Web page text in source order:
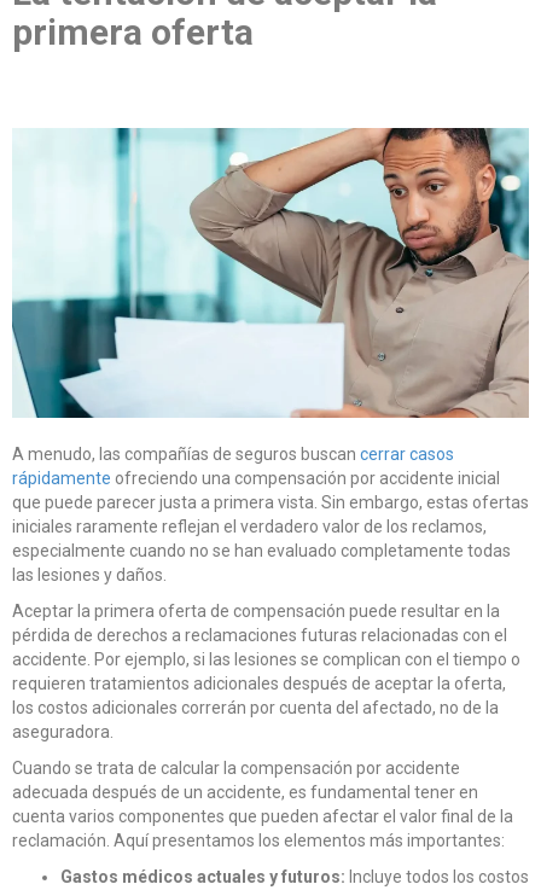
primera oferta
A menudo, las compañías de seguros buscan cerrar casos
rápidamente ofreciendo una compensación por accidente inicial
que puede parecer justa a primera vista. Sin embargo, estas ofertas
iniciales raramente reflejan el verdadero valor de los reclamos,
especialmente cuando no se han evaluado completamente todas
las lesiones y daños.
Aceptar la primera oferta de compensación puede resultar en la
pérdida de derechos a reclamaciones futuras relacionadas con el
accidente. Por ejemplo, si las lesiones se complican con el tiempo o
requieren tratamientos adicionales después de aceptar la oferta,
los costos adicionales correrán por cuenta del afectado, no de la
aseguradora.
Cuando se trata de calcular la compensación por accidente
adecuada después de un accidente, es fundamental tener en
cuenta varios componentes que pueden afectar el valor final de la
reclamación. Aquí presentamos los elementos más importantes:
Gastos médicos actuales y futuros: Incluye todos los costos